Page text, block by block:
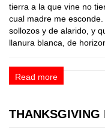
tierra a la que vine no
cual madre me
sollozos y de alarido, y
llanura blanca, de
Read more
THANKSGIVING